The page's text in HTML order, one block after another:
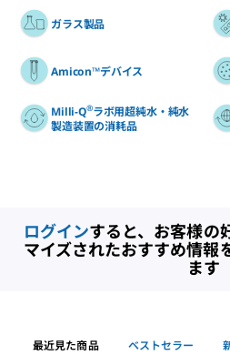
ガラス製品
Amicon™デバイス
Milli-Q®ラボ用超純水・純水
製造装置の消耗品
ログインすると、お客様の
マイズされたおすすめ情報
ます
最近見た商品 ベストセラー